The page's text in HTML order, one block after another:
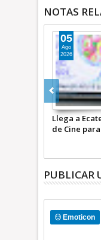
NOTAS
Llega a
de Cine
+Video
05
Ago
2026
PUBLICAR
Emoticon